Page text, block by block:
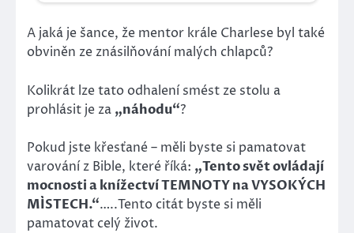
A jaká je šance, že mentor krále Charlese byl také
obviněn ze znásilňování malých chlapců?
Kolikrát lze tato odhalení smést ze stolu a
prohlásit je za „náhodu“?
Pokud jste křesťané – měli byste si pamatovat
varování z Bible, které říká: „Tento svět ovládají
mocnosti a knížectví TEMNOTY na VYSOKÝCH
MÍSTECH.“…..Tento citát byste si měli
pamatovat celý život.